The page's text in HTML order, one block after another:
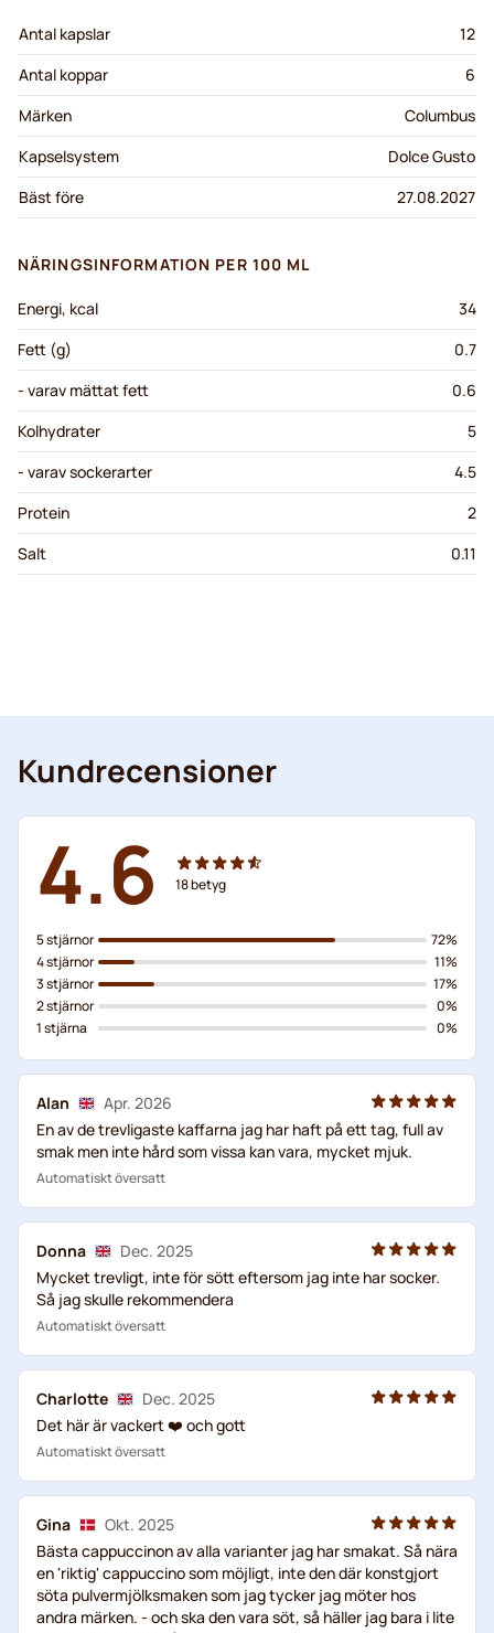
Antal kapslar
12
Antal koppar
6
Märken
Columbus
Kapselsystem
Dolce Gusto
Bäst före
27.08.2027
NÄRINGSINFORMATION PER 100 ML
Energi, kcal
34
Fett (g)
0.7
- varav mättat fett
0.6
Kolhydrater
5
- varav sockerarter
4.5
Protein
2
Salt
0.11
Kundrecensioner
4.6 18betyg
5 stjärnor
4 stjärnor
3 stjärnor
2 stjärnor
1 stjärna
72%
11%
17%
0%
0%
Alan
Apr. 2026
En av de trevligaste kaffarna jag har haft på ett tag, full av
smak men inte hård som vissa kan vara, mycket mjuk.
Automatiskt översatt
Donna
Dec. 2025
Mycket trevligt, inte för sött eftersom jag inte har socker.
Så jag skulle rekommendera
Automatiskt översatt
Charlotte
Dec. 2025
Det här är vackert ❤️ och gott
Automatiskt översatt
Gina
Okt. 2025
Bästa cappuccinon av alla varianter jag har smakat. Så nära
en 'riktig' cappuccino som möjligt, inte den där konstgjort
söta pulvermjölksmaken som jag tycker jag möter hos
andra märken. - och ska den vara söt, så häller jag bara i lite